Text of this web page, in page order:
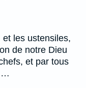
les ustensiles,
de notre Dieu
et par tous